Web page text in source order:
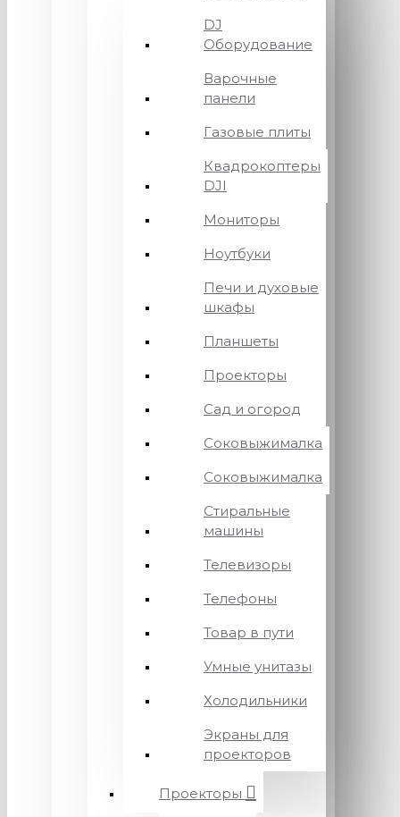
DJ
Оборудование
Варочные
панели
Газовые плиты
Квадрокоптеры
DJI
Мониторы
Ноутбуки
Печи и духовые
шкафы
Планшеты
Проекторы
Сад и огород
Соковыжималка
Соковыжималка
Стиральные
машины
Телевизоры
Телефоны
Товар в пути
Умные унитазы
Холодильники
Экраны для
проекторов
Проекторы